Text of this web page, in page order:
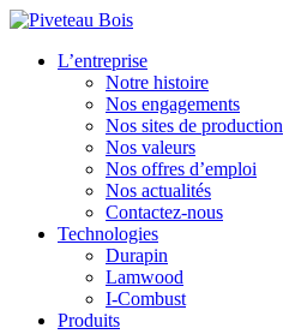
L’entreprise
Notre histoire
Nos engagements
Nos sites de production
Nos valeurs
Nos offres d’emploi
Nos actualités
Contactez-nous
Technologies
Durapin
Lamwood
I-Combust
Produits